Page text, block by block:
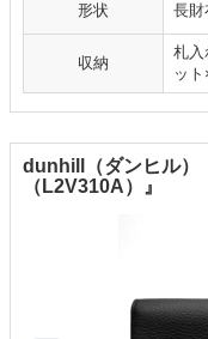
形状 長財
収納
札入
ッ
dunhill（ダンヒル）
（L2V310A）』